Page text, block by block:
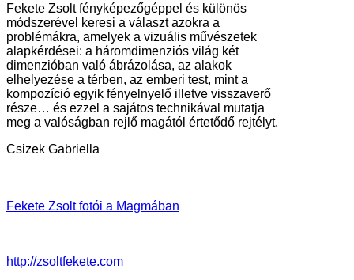
Fekete Zsolt fényképezőgéppel és különös
módszerével keresi a választ azokra a
problémákra, amelyek a vizuális művészetek
alapkérdései: a háromdimenziós világ két
dimenzióban való ábrázolása, az alakok
elhelyezése a térben, az emberi test, mint a
kompozíció egyik fényelnyelő illetve visszaverő
része… és ezzel a sajátos technikával mutatja
meg a valóságban rejlő magától értetődő rejtélyt.
Csizek Gabriella
Fekete Zsolt fotói a Magmában
http://zsoltfekete.com